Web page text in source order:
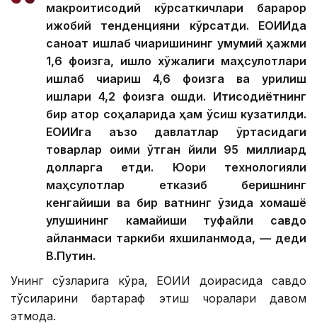
макроиқтисодий кўрсаткичлари барқарор
ижобий тенденцияни кўрсатди. ЕОИИда
саноат ишлаб чиқаришининг умумий ҳажми
1,6 фоизга, қишлоқ хўжалиги маҳсулотлари
ишлаб чиқариш 4,6 фоизга ва қурилиш
ишлари 4,2 фоизга ошди. Иқтисодиётнинг
бир қатор соҳаларида ҳам ўсиш кузатилди.
ЕОИИга аъзо давлатлар ўртасидаги
товарлар оқими ўтган йили 95 миллиард
долларга етди. Юқори технологияли
маҳсулотлар етказиб беришнинг
кенгайиши ва бир вақтнинг ўзида хомашё
улушининг камайиши туфайли савдо
айланмаси таркиби яхшиланмоқда, — деди
В.Путин.
Унинг сўзларига кўра, ЕОИИ доирасида савдо
тўсиқларини бартараф этиш чоралари давом
этмоқда.